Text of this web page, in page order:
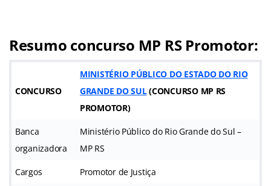
Resumo concurso MP RS Promotor:
CONCURSO
MINISTÉRIO PÚBLICO DO ESTADO DO RIO
GRANDE DO SUL(CONCURSO MP RS
PROMOTOR)
Banca
organizadora
Ministério Público do Rio Grande do Sul –
MP RS
Cargos Promotor de Justiça